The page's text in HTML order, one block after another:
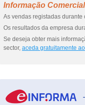
Informação
As vendas registadas durante
Os resultados da empresa
Se deseja obter mais
sector, aceda gratuitamente